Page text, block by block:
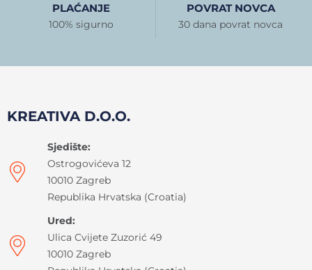
PLAĆANJE
100% sigurno
POVRAT NOVCA
30 dana povrat novca
KREATIVA D.O.O.
Sjedište:
Ostrogovićeva 12
10010 Zagreb
Republika Hrvatska (Croatia)
Ured:
Ulica Cvijete Zuzorić 49
10010 Zagreb